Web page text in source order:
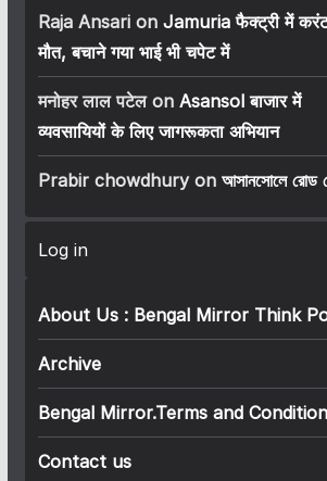
Raja Ansarion Jamuria फैक्ट्री में
मौत, बचाने गया भाई भी चपेट में
मनोहर लाल पटेलon Asansol बाजार में
व्यवसायियों के लिए जागरूकता अभियान
Prabir chowdhuryon আসানসোলে রোড
Log in
About Us : Bengal Mirror Think
Archive
Bengal Mirror.Terms and
Contact us